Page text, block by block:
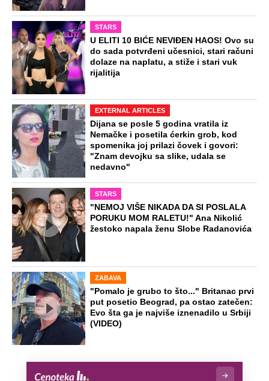
STARS
U ELITI 10 BIĆE NEVIĐEN HAOS! Ovo su
do sada potvrđeni učesnici, stari računi
dolaze na naplatu, a stiže i stari vuk
rijalitija
EXTERNAL ARTICLES
Dijana se posle 5 godina vratila iz
Nemačke i posetila ćerkin grob, kod
spomenika joj prilazi čovek i govori:
"Znam devojku sa slike, udala se
nedavno"
STARS
"NEMOJ VIŠE NIKADA DA SI POSLALA
PORUKU MOM RALETU!" Ana Nikolić
žestoko napala ženu Slobe Radanovića
ZABAVA
"Pomalo je grubo to što..." Britanac prvi
put posetio Beograd, pa ostao zatečen:
Evo šta ga je najviše iznenadilo u Srbiji
(VIDEO)